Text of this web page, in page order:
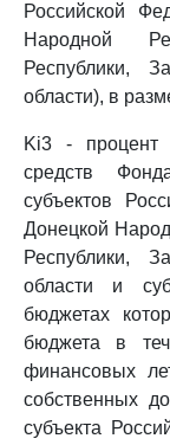
Российской
Народной
Республики,
области), в
Ki3 - процент
средств
субъектов
Донецкой
Республики,
области и
бюджетах
бюджета в
финансовых
собственных
субъекта